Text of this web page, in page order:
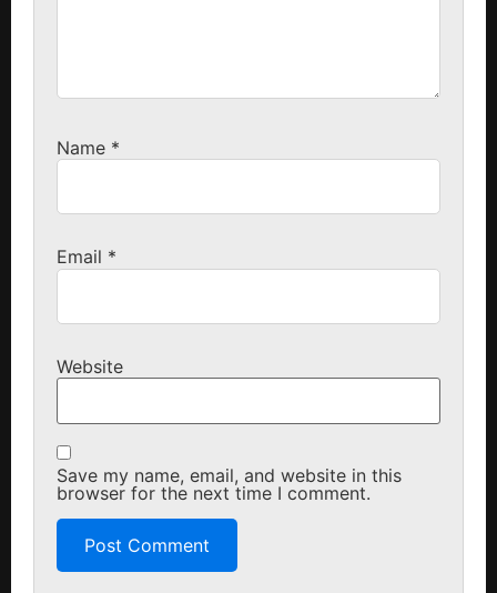
Name *
Email *
Website
Save my name, email, and website in this
browser for the next time I comment.